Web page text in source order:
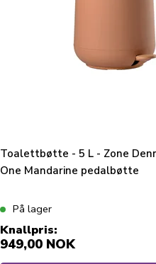
Toalettbøtte - 5 L - Zone
One Mandarine pedalbøtte
På lager
Knallpris:
949,00 NOK